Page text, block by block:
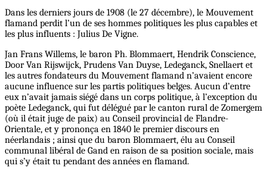
Dans les derniers jours de 1908 (le 27 décembre), le Mouvement
flamand perdit l’un de ses hommes politiques les plus capables et
les plus influents : Julius De Vigne.
Jan Frans Willems, le baron Ph. Blommaert, Hendrik Conscience,
Door Van Rijswijck, Prudens Van Duyse, Ledeganck, Snellaert et
les autres fondateurs du Mouvement flamand n’avaient encore
aucune influence sur les partis politiques belges. Aucun d’entre
eux n’avait jamais siégé dans un corps politique, à l’exception du
poète Ledeganck, qui fut délégué par le canton rural de Zomergem
(où il était juge de paix) au Conseil provincial de Flandre-
Orientale, et y prononça en 1840 le premier discours en
néerlandais ; ainsi que du baron Blommaert, élu au Conseil
communal libéral de Gand en raison de sa position sociale, mais
qui s’y était tu pendant des années en flamand.